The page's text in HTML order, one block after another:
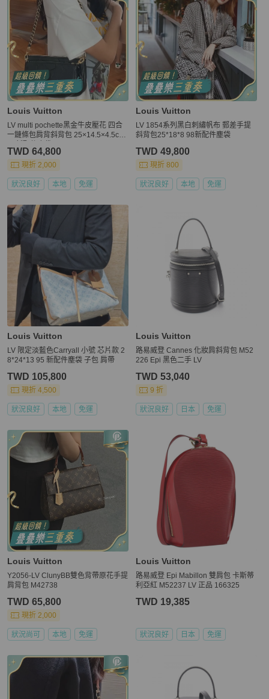
Louis Vuitton
LV multi pochette黑金牛皮壓花 四合
一鏈條包肩背斜背包 25×14.5×4.5cm
TWD 64,800
現折 2,000
狀況良好 本地 免運
Louis Vuitton
LV 1854系列黑白刺繡帆布 郵差手提
斜背包25*18*8 98新配件塵袋
TWD 49,800
現折 800
狀況良好 本地 免運
Louis Vuitton
LV 限定淡藍色Carryall 小號 芯片款 2
8*24*13 95 新配件塵袋 子包 肩帶
TWD 105,800
現折 4,500
狀況良好 本地 免運
Louis Vuitton
路易威登 Cannes 化妝肩斜背包 M52
226 Epi 黑色二手 LV
TWD 53,040
9 折
狀況良好 日本 免運
Louis Vuitton
Y2056-LV ClunyBB雙色背帶原花手提
肩背包 M42738
TWD 65,800
現折 2,000
狀況尚可 本地 免運
Louis Vuitton
路易威登 Epi Mabillon 雙肩包 卡斯蒂
利亞紅 M52237 LV 正品 166325
TWD 19,385
狀況良好 日本 免運